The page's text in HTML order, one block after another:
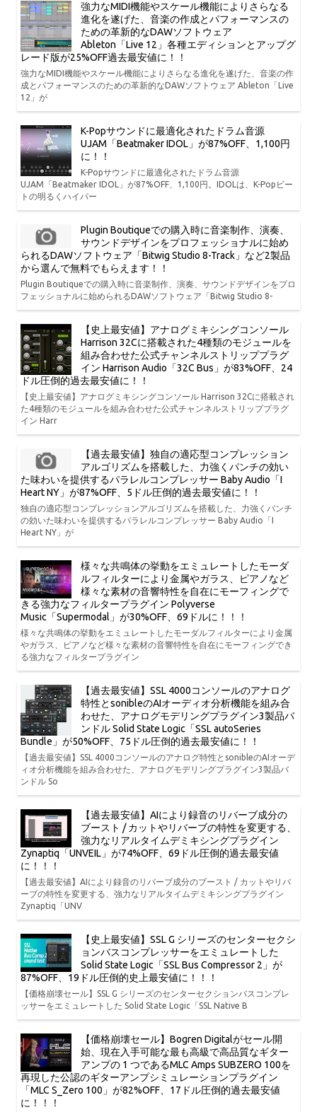
強力なMIDI機能やスケール機能によりさらなる
進化を遂げた、音楽の作成とパフォーマンスの
ための革新的なDAWソフトウェア
Ableton「Live 12」各種エディションとアップグ
レード版が25%OFF過去最安値に！！
強力なMIDI機能やスケール機能によりさらなる進化を遂げた、音楽の作
成とパフォーマンスのための革新的なDAWソフトウェア Ableton「Live
12」が
K-Popサウンドに最適化されたドラム音源
UJAM「Beatmaker IDOL」が87%OFF、1,100円
に！！
K-Popサウンドに最適化されたドラム音源
UJAM「Beatmaker IDOL」が87%OFF、1,100円。IDOLは、K-Popビー
トの明るくハイパー
Plugin Boutiqueでの購入時に音楽制作、演奏、
サウンドデザインをプロフェッショナルに始め
られるDAWソフトウェア「Bitwig Studio 8-Track」など2製品
から選んで無料でもらえます！！
Plugin Boutiqueでの購入時に音楽制作、演奏、サウンドデザインをプロ
フェッショナルに始められるDAWソフトウェア「Bitwig Studio 8-
【史上最安値】アナログミキシングコンソール
Harrison 32Cに搭載された4種類のモジュールを
組み合わせた公式チャンネルストリッププラグ
イン Harrison Audio「32C Bus」が83%OFF、24
ドル圧倒的過去最安値に！！
【史上最安値】アナログミキシングコンソール Harrison 32Cに搭載され
た4種類のモジュールを組み合わせた公式チャンネルストリッププラグ
イン Harr
【過去最安値】独自の適応型コンプレッション
アルゴリズムを搭載した、力強くパンチの効い
た味わいを提供するパラレルコンプレッサー Baby Audio「I
Heart NY」が87%OFF、5ドル圧倒的過去最安値に！！
独自の適応型コンプレッションアルゴリズムを搭載した、力強くパンチ
の効いた味わいを提供するパラレルコンプレッサー Baby Audio「I
Heart NY」が
様々な共鳴体の挙動をエミュレートしたモーダ
ルフィルターにより金属やガラス、ピアノなど
様々な素材の音響特性を自在にモーフィングで
きる強力なフィルタープラグイン Polyverse
Music「Supermodal」が30%OFF、69ドルに！！！
様々な共鳴体の挙動をエミュレートしたモーダルフィルターにより金属
やガラス、ピアノなど様々な素材の音響特性を自在にモーフィングでき
る強力なフィルタープラグイン
【過去最安値】SSL 4000コンソールのアナログ
特性とsonibleのAIオーディオ分析機能を組み合
わせた、アナログモデリングプラグイン3製品バ
ンドル Solid State Logic「SSL autoSeries
Bundle」が50%OFF、75ドル圧倒的過去最安値に！！
【過去最安値】SSL 4000コンソールのアナログ特性とsonibleのAIオーデ
ィオ分析機能を組み合わせた、アナログモデリングプラグイン3製品バ
ンドル So
【過去最安値】AIにより録音のリバーブ成分の
ブースト / カットやリバーブの特性を変更する、
強力なリアルタイムデミキシングプラグイン
Zynaptiq「UNVEIL」が74%OFF、69ドル圧倒的過去最安値
に！！！
【過去最安値】AIにより録音のリバーブ成分のブースト / カットやリバ
ーブの特性を変更する、強力なリアルタイムデミキシングプラグイン
Zynaptiq「UNV
【史上最安値】SSL G シリーズのセンターセクシ
ョンバスコンプレッサーをエミュレートした
Solid State Logic「SSL Bus Compressor 2」が
87%OFF、19ドル圧倒的史上最安値に！！！
【価格崩壊セール】SSL G シリーズのセンターセクションバスコンプレ
ッサーをエミュレートした Solid State Logic「SSL Native B
【価格崩壊セール】Bogren Digitalがセール開
始、現在入手可能な最も高級で高品質なギター
アンプの 1 つであるMLC Amps SUBZERO 100を
再現した公認のギターアンプシミュレーションプラグイン
「MLC S_Zero 100」が82%OFF、17ドル圧倒的過去最安値
に！！！